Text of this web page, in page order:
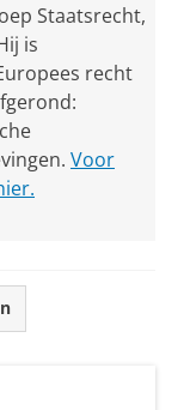
Staatsrecht,
is
recht
Voor